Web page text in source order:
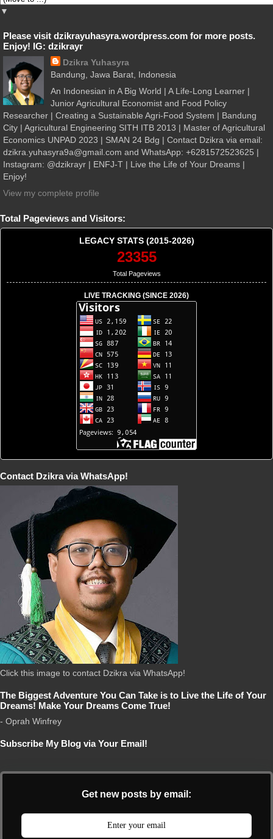
▼
Please visit dzikrayuhasyra.wordpress.com for more posts.
Enjoy! IG: dzikrayr
Dzikra Yuhasyra
Bandung, Jawa Barat, Indonesia
An Indonesian in A Big World | A Life-Long Learner |
Junior Agricultural Economist and Food Policy
Researcher | Creating a Sustainable Agri-Food System | Bandung
City | Agricultural Engineering SITH ITB 2013 | Master of Agricultural
Economics UNPAD 2023 | SMAN 24 Bdg | Contact Dzikra via email:
dzikra.yuhasyra9a@gmail.com and WhatsApp: +6281572523625 |
Instagram: @dzikrayr | ENFJ-T | Live the Life of Your Dreams |
Enjoy!
View my complete profile
Total Pageviews and Visitors:
LEGACY STATS (2015-2026)
23355
Total Pageviews
LIVE TRACKING (SINCE 2026)
Contact Dzikra via WhatsApp!
Click this image to contact Dzikra via WhatsApp!
The Biggest Adventure You Can Take is to Live the Life of Your
Dreams! Make Your Dreams Come True!
- Oprah Winfrey
Subscribe My Blog via Your Email!
Get new posts by email: